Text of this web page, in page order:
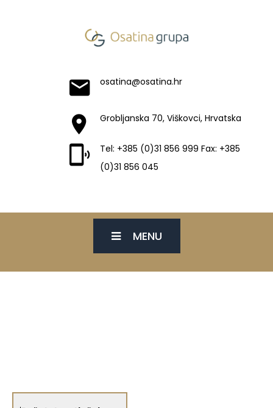
osatina@osatina.hr
Grobljanska 70, Viškovci, Hrvatska
Tel: +385 (0)31 856 999 Fax: +385
(0)31 856 045
MENU